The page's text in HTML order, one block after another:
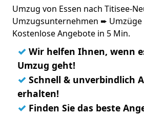
Umzug von Essen nach Titisee-
Umzugsunternehmen ➨ Umzüge
Kostenlose Angebote in 5 Min.
✓ Wir helfen Ihnen, wenn
Umzug geht!
✓ Schnell & unverbindlich
erhalten!
✓ Finden Sie das beste